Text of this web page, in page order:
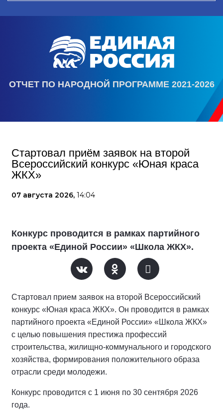
ОТЧЕТ ПО НАРОДНОЙ ПРОГРАММЕ 2021-2026
Стартовал приём заявок на второй
Всероссийский конкурс «Юная краса
ЖКХ»
07 августа 2026, 14:04
Конкурс проводится в рамках партийного
проекта «Единой России» «Школа ЖКХ».
Стартовал прием заявок на второй Всероссийский
конкурс «Юная краса ЖКХ». Он проводится в рамках
партийного проекта «Единой России» «Школа ЖКХ»
с целью повышения престижа профессий
строительства, жилищно-коммунального и городского
хозяйства, формирования положительного образа
отрасли среди молодежи.
Конкурс проводится с 1 июня по 30 сентября 2026
года.